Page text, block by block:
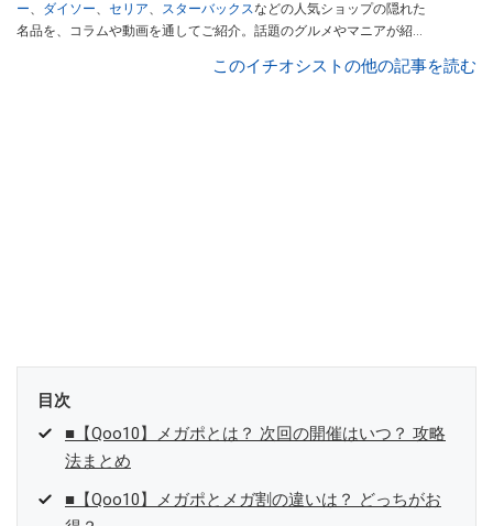
ー、 ダイソー、 セリア、 スターバックスなどの人気ショップの隠れた
名品を、コラムや動画を通してご紹介。話題のグルメやマニアが紹介
インフルエンサーが実際に使用してレビューしています。毎日トレン
このイチオシストの他の記事を読む
目次
■【Qoo10】メガポとは？ 次回の開催はいつ？ 攻略
法まとめ
■【Qoo10】メガポとメガ割の違いは？ どっちがお